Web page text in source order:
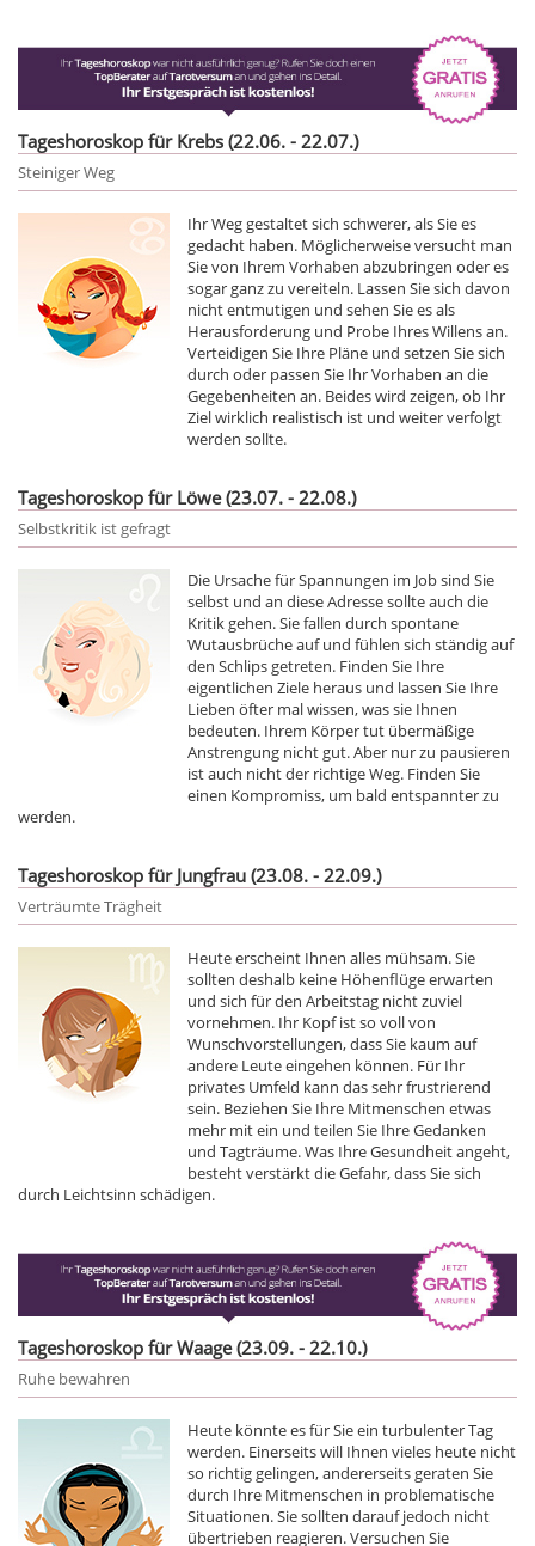
Tageshoroskop für Krebs (22.06. - 22.07.)
Steiniger Weg
Ihr Weg gestaltet sich schwerer, als Sie es
gedacht haben. Möglicherweise versucht man
Sie von Ihrem Vorhaben abzubringen oder es
sogar ganz zu vereiteln. Lassen Sie sich davon
nicht entmutigen und sehen Sie es als
Herausforderung und Probe Ihres Willens an.
Verteidigen Sie Ihre Pläne und setzen Sie sich
durch oder passen Sie Ihr Vorhaben an die
Gegebenheiten an. Beides wird zeigen, ob Ihr
Ziel wirklich realistisch ist und weiter verfolgt
werden sollte.
Tageshoroskop für Löwe (23.07. - 22.08.)
Selbstkritik ist gefragt
Die Ursache für Spannungen im Job sind Sie
selbst und an diese Adresse sollte auch die
Kritik gehen. Sie fallen durch spontane
Wutausbrüche auf und fühlen sich ständig auf
den Schlips getreten. Finden Sie Ihre
eigentlichen Ziele heraus und lassen Sie Ihre
Lieben öfter mal wissen, was sie Ihnen
bedeuten. Ihrem Körper tut übermäßige
Anstrengung nicht gut. Aber nur zu pausieren
ist auch nicht der richtige Weg. Finden Sie
einen Kompromiss, um bald entspannter zu
werden.
Tageshoroskop für Jungfrau (23.08. - 22.09.)
Verträumte Trägheit
Heute erscheint Ihnen alles mühsam. Sie
sollten deshalb keine Höhenflüge erwarten
und sich für den Arbeitstag nicht zuviel
vornehmen. Ihr Kopf ist so voll von
Wunschvorstellungen, dass Sie kaum auf
andere Leute eingehen können. Für Ihr
privates Umfeld kann das sehr frustrierend
sein. Beziehen Sie Ihre Mitmenschen etwas
mehr mit ein und teilen Sie Ihre Gedanken
und Tagträume. Was Ihre Gesundheit angeht,
besteht verstärkt die Gefahr, dass Sie sich
durch Leichtsinn schädigen.
Tageshoroskop für Waage (23.09. - 22.10.)
Ruhe bewahren
Heute könnte es für Sie ein turbulenter Tag
werden. Einerseits will Ihnen vieles heute nicht
so richtig gelingen, andererseits geraten Sie
durch Ihre Mitmenschen in problematische
Situationen. Sie sollten darauf jedoch nicht
übertrieben reagieren. Versuchen Sie